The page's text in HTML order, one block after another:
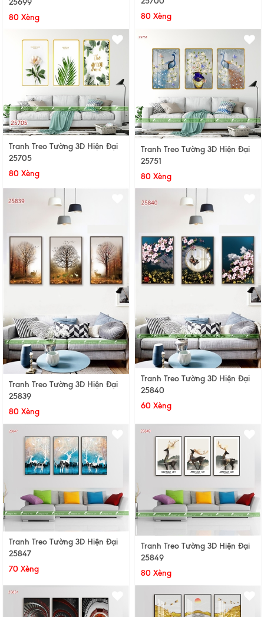
80 Xèng
80 Xèng
Tranh Treo Tường 3D Hiện Đại
25705
80 Xèng
Tranh Treo Tường 3D Hiện Đại
25751
80 Xèng
Tranh Treo Tường 3D Hiện Đại
25839
80 Xèng
Tranh Treo Tường 3D Hiện Đại
25840
60 Xèng
Tranh Treo Tường 3D Hiện Đại
25847
70 Xèng
Tranh Treo Tường 3D Hiện Đại
25849
80 Xèng